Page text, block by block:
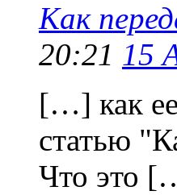
Как
20:21 15
[…] как
статью
Что это